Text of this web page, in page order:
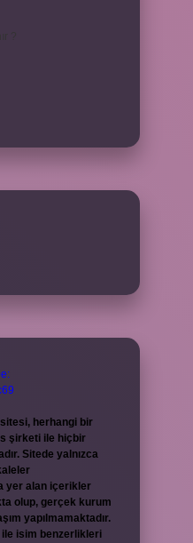
herhangi bir
şirketi ile hiçbir
Sitede yalnızca
yer alan içerikler
olup, gerçek kurum
yapılmamaktadır.
isim benzerlikleri